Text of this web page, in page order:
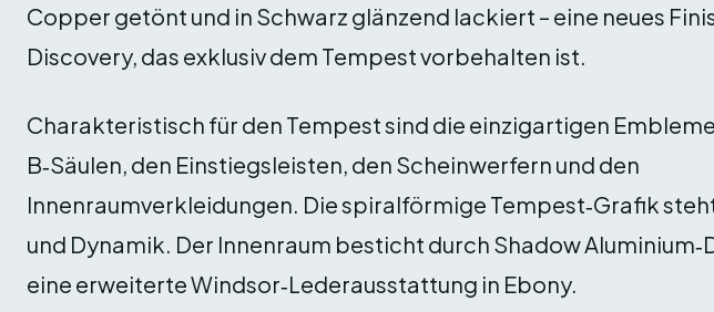
Copper getönt und in Schwarz glänzend lackiert – eine neues
Discovery, das exklusiv dem Tempest vorbehalten ist.
Charakteristisch für den Tempest sind die einzigartigen
B‑Säulen, den Einstiegsleisten, den Scheinwerfern und den
Innenraumverkleidungen. Die spiralförmige Tempest‑Grafik
und Dynamik. Der Innenraum besticht durch Shadow
eine erweiterte Windsor‑Lederausstattung in Ebony.